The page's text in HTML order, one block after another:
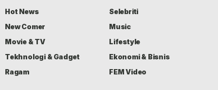
Hot News
Selebriti
New Comer
Music
Movie & TV
Lifestyle
Tekhnologi & Gadget
Ekonomi & Bisnis
Ragam
FEM Video